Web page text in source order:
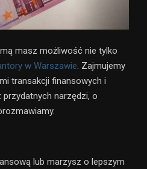
masz możliwość nie tylko
w Warszawie. Zajmujemy
transakcji finansowych i
narzędzi, o
lub marzysz o lepszym